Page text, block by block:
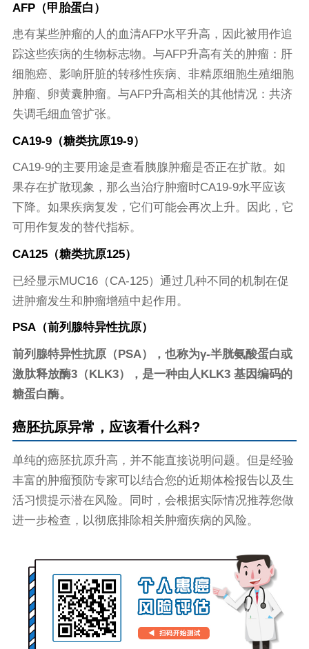
AFP（甲胎蛋白）
患有某些肿瘤的人的血清AFP水平升高，因此被用作追
踪这些疾病的生物标志物。与AFP升高有关的肿瘤：肝
细胞癌、影响肝脏的转移性疾病、非精原细胞生殖细胞
肿瘤、卵黄囊肿瘤。与AFP升高相关的其他情况：共济
失调毛细血管扩张。
CA19-9（糖类抗原19-9）
CA19-9的主要用途是查看胰腺肿瘤是否正在扩散。如
果存在扩散现象，那么当治疗肿瘤时CA19-9水平应该
下降。如果疾病复发，它们可能会再次上升。因此，它
可用作复发的替代指标。
CA125（糖类抗原125）
已经显示MUC16（CA-125）通过几种不同的机制在促
进肿瘤发生和肿瘤增殖中起作用。
PSA（前列腺特异性抗原）
前列腺特异性抗原（PSA），也称为γ-半胱氨酸蛋白或
激肽释放酶3（KLK3），是一种由人KLK3 基因编码的
糖蛋白酶。
癌胚抗原异常，应该看什么科?
单纯的癌胚抗原升高，并不能直接说明问题。但是经验
丰富的肿瘤预防专家可以结合您的近期体检报告以及生
活习惯提示潜在风险。同时，会根据实际情况推荐您做
进一步检查，以彻底排除相关肿瘤疾病的风险。